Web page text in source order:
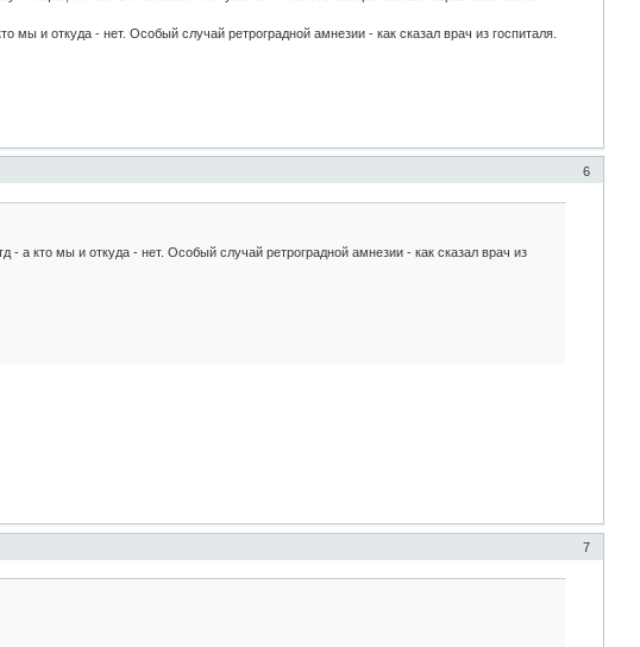
и откуда - нет. Особый случай ретроградной амнезии - как сказал врач из госпиталя.
6
кто мы и откуда - нет. Особый случай ретроградной амнезии - как сказал врач из
7